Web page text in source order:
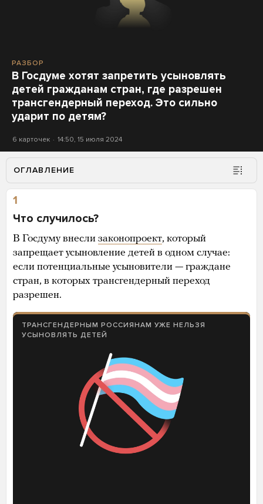
РАЗБОР
В Госдуме хотят запретить усыновлять
детей гражданам стран, где разрешен
трансгендерный переход. Это сильно
ударит по детям?
6 карточек 14:50, 15 июля 2024
ОГЛАВЛЕНИЕ
1
Что случилось?
В Госдуму внесли законопроект, который
запрещает усыновление детей в одном случае:
если потенциальные усыновители — граждане
стран, в которых трансгендерный переход
разрешен.
ТРАНСГЕНДЕРНЫМ РОССИЯНАМ УЖЕ НЕЛЬЗЯ
УСЫНОВЛЯТЬ ДЕТЕЙ